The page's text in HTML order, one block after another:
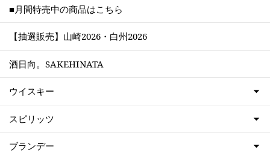
■月間特売中の商品はこちら
【抽選販売】山崎2026・白州2026
酒日向。SAKEHINATA
ウイスキー
スピリッツ
ブランデー